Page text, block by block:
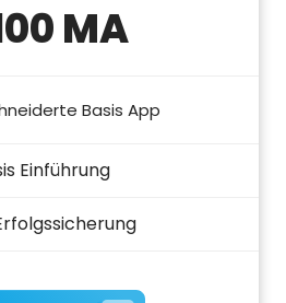
MA
Basis App
Einführung